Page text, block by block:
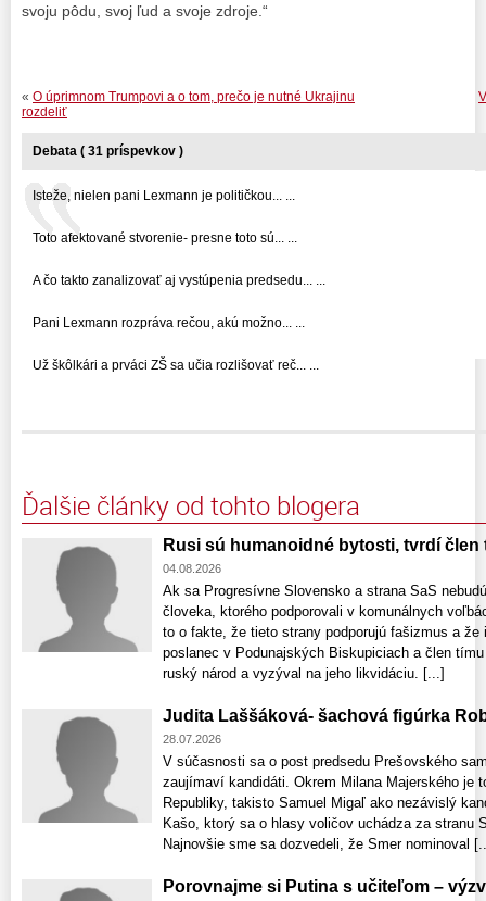
svoju pôdu, svoj ľud a svoje zdroje.“
« O úprimnom Trumpovi a o tom, prečo je nutné Ukrajinu
rozdeliť
Debata ( 31 príspevkov )
Isteže, nielen pani Lexmann je političkou... ...
Toto afektované stvorenie- presne toto sú... ...
A čo takto zanalizovať aj vystúpenia predsedu... ...
Pani Lexmann rozpráva rečou, akú možno... ...
Už škôlkári a prváci ZŠ sa učia rozlišovať reč... ...
Ďalšie články od tohto blogera
Rusi sú humanoidné bytosti, tvrdí člen
04.08.2026
Ak sa Progresívne Slovensko a strana SaS
človeka, ktorého podporovali v komunálnych
to o fakte, že tieto strany podporujú fašizmus a
poslanec v Podunajských Biskupiciach a člen
ruský národ a vyzýval na jeho likvidáciu. [...]
Judita Laššáková- šachová figúrka
28.07.2026
V súčasnosti sa o post predsedu Prešovského
zaujímaví kandidáti. Okrem Milana Majerského je
Republiky, takisto Samuel Migaľ ako nezávislý
Kašo, ktorý sa o hlasy voličov uchádza za stranu
Najnovšie sme sa dozvedeli, že Smer nominoval
Porovnajme si Putina s učiteľom –